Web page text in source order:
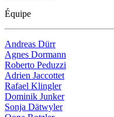
Équipe
Andreas Dürr
Agnes Dormann
Roberto Peduzzi
Adrien Jaccottet
Rafael Klingler
Dominik Junker
Sonja Dätwyler